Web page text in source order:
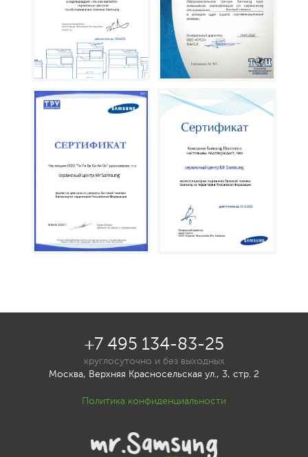
+7 495 134-83-25
круглосуточно и без выходных
Москва, Верхняя Красносельская ул., 3, стр. 2
Политика конфиденциальности